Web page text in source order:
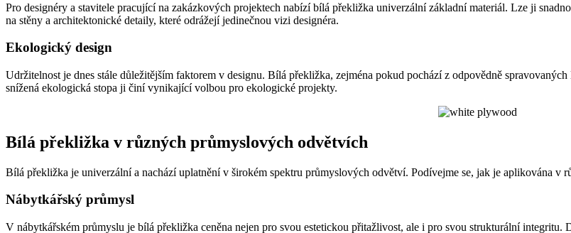
Pro designéry a stavitele pracující na zakázkových projektech nabízí bílá překližka univerzální základní materiál. Lze ji
na stěny a architektonické detaily, které odrážejí jedinečnou vizi designéra.
Ekologický design
Udržitelnost je dnes stále důležitějším faktorem v designu. Bílá překližka, zejména pokud pochází z odpovědně
snížená ekologická stopa ji činí vynikající volbou pro ekologické projekty.
Bílá překližka v různých průmyslových odvětvích
Bílá překližka je univerzální a nachází uplatnění v širokém spektru průmyslových odvětví. Podívejme se, jak je aplikována v
Nábytkářský průmysl
V nábytkářském průmyslu je bílá překližka ceněna nejen pro svou estetickou přitažlivost, ale i pro svou strukturální